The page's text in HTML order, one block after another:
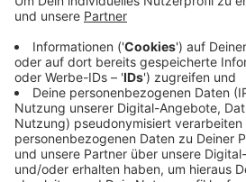
Düsseldorf nach Antalya am
anderen Zeugen in Streit
sollen gesagt haben, der Mann
Türkei und die Türken beleidigt.
ist dem Bericht zufolge Arzt.
Veröffentlicht:Dienstag, 01.12.2020